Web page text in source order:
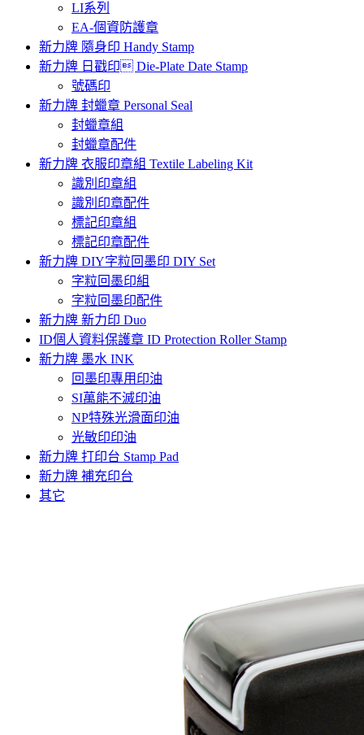
LI系列
EA-個資防護章
新力牌 隨身印 Handy Stamp
新力牌 日戳印 Die-Plate Date Stamp
號碼印
新力牌 封蠟章 Personal Seal
封蠟章組
封蠟章配件
新力牌 衣服印章組 Textile Labeling Kit
識別印章組
識別印章配件
標記印章組
標記印章配件
新力牌 DIY字粒回墨印 DIY Set
字粒回墨印組
字粒回墨印配件
新力牌 新力印 Duo
ID個人資料保護章 ID Protection Roller Stamp
新力牌 墨水 INK
回墨印專用印油
SI萬能不滅印油
NP特殊光滑面印油
光敏印印油
新力牌 打印台 Stamp Pad
新力牌 補充印台
其它